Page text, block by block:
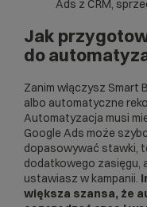
Ads z CRM,
Jak
do
Zanim włączysz Smart
albo automatyczne
Automatyzacja musi
Google Ads może
dopasowywać stawki,
dodatkowego zasięgu,
ustawiasz w kampanii.
większa szansa, że